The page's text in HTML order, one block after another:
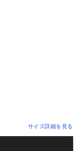
サイズ詳細を見る